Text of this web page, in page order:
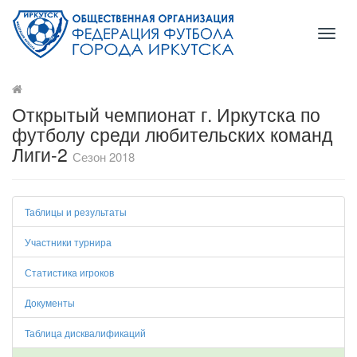
Открытый чемпионат г. Иркутска по
футболу среди любительских команд
Лиги-2 Сезон 2018
Таблицы и результаты
Участники турнира
Статистика игроков
Документы
Таблица дисквалификаций